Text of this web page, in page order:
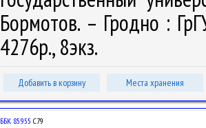
Бормотов. – Гродно :
4276р., 8экз.
Добавить в корзину Места хранения
ББК 85.955 С79